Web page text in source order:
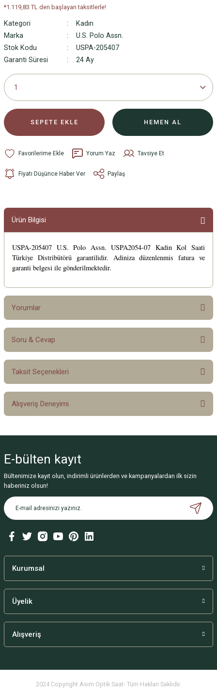
*1.119,83 TL den başlayan taksitlerle!
Kategori
Kadın
Marka
U.S. Polo Assn.
Stok Kodu
USPA-205407
Garanti Süresi
24 Ay
SEPETE EKLE HEMEN AL
Yorum Yaz Tavsiye Et
Fiyatı Düşünce Haber Ver Paylaş
Ürün Bilgisi
USPA-205407 U.S. Polo Assn. USPA2054-07 Kadin Kol Saati
Türkiye Distribütörü garantilidir. Adiniza düzenlenmis fatura ve
garanti belgesi ile gönderilmektedir.
Yorumlar
Bu ürüne ilk yorumu siz yapın!
Soru & Cevap
Ürün hakkında henüz soru sorulmamış.
Taksit Seçenekleri
Alışveriş Deneyimi
Deneyimini Paylaş
E-bülten kayıt
Bültenimize kayıt olun, indirimli ürünlerden ve kampanyalardan ilk sizin
haberiniz olsun!
Kurumsal
Üyelik
Alışveriş
2024 Copyright Asım Optik Saat- Tüm Hakları Saklıdır.